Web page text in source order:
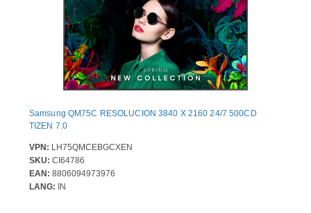
Samsung QM75C RESOLUCION 3840 X 2160 24/7 500CD
TIZEN 7.0
VPN: LH75QMCEBGCXEN
SKU: CI64786
EAN: 8806094973976
LANG: IN